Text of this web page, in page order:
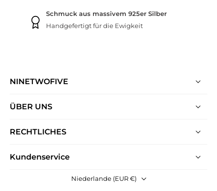
Gratis Versand
Bei jeder Bestellung
NINETWOFIVE
ÜBER UNS
RECHTLICHES
Kundenservice
Niederlande (EUR €)